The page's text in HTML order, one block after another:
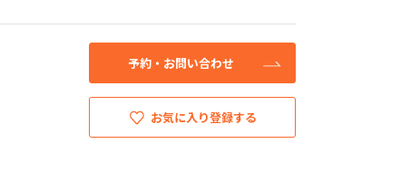
クロアチア
ルーマニア予約・お問い合わせ
お気に入り登録する